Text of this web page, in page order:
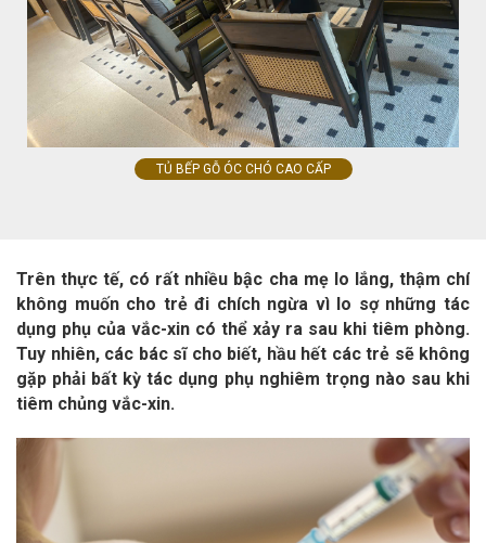
TỦ BẾP GỖ ÓC CHÓ CAO CẤP
Trên thực tế, có rất nhiều bậc cha mẹ lo lắng, thậm chí
không muốn cho trẻ đi chích ngừa vì lo sợ những tác
dụng phụ của vắc-xin có thể xảy ra sau khi tiêm phòng.
Tuy nhiên, các bác sĩ cho biết, hầu hết các trẻ sẽ không
gặp phải bất kỳ tác dụng phụ nghiêm trọng nào sau khi
tiêm chủng vắc-xin.